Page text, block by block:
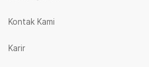
Kontak Kami
Karir